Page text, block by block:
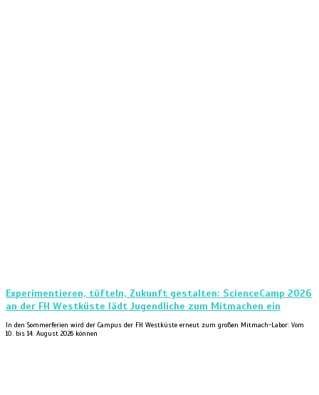
Experimentieren, tüfteln, Zukunft gestalten: ScienceCamp 2026
an der FH Westküste lädt Jugendliche zum Mitmachen ein
In den Sommerferien wird der Campus der FH Westküste erneut zum großen Mitmach-Labor: Vom
10. bis 14. August 2026 können